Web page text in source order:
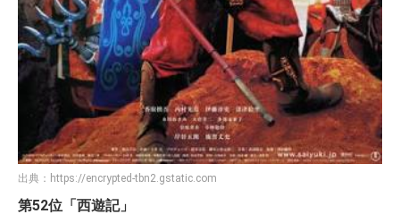
出典： https://encrypted-tbn2.gstatic.com
第52位「西遊記」